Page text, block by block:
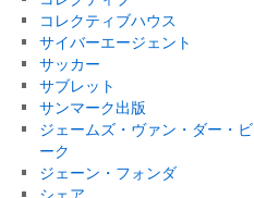
コレクティブハウス
サイバーエージェント
サッカー
サブレット
サンマーク出版
ジェームズ・ヴァン・ダー・ビ
ーク
ジェーン・フォンダ